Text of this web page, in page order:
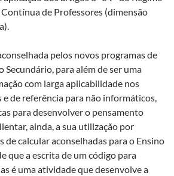
de Professores (dimensão
pelos novos programas de
Secundário, para além de ser uma
com larga aplicabilidade nos
de referência para não informáticos,
para desenvolver o pensamento
ainda, a sua utilização por
de calcular aconselhadas para o Ensino
que a escrita de um código para
é uma atividade que desenvolve a